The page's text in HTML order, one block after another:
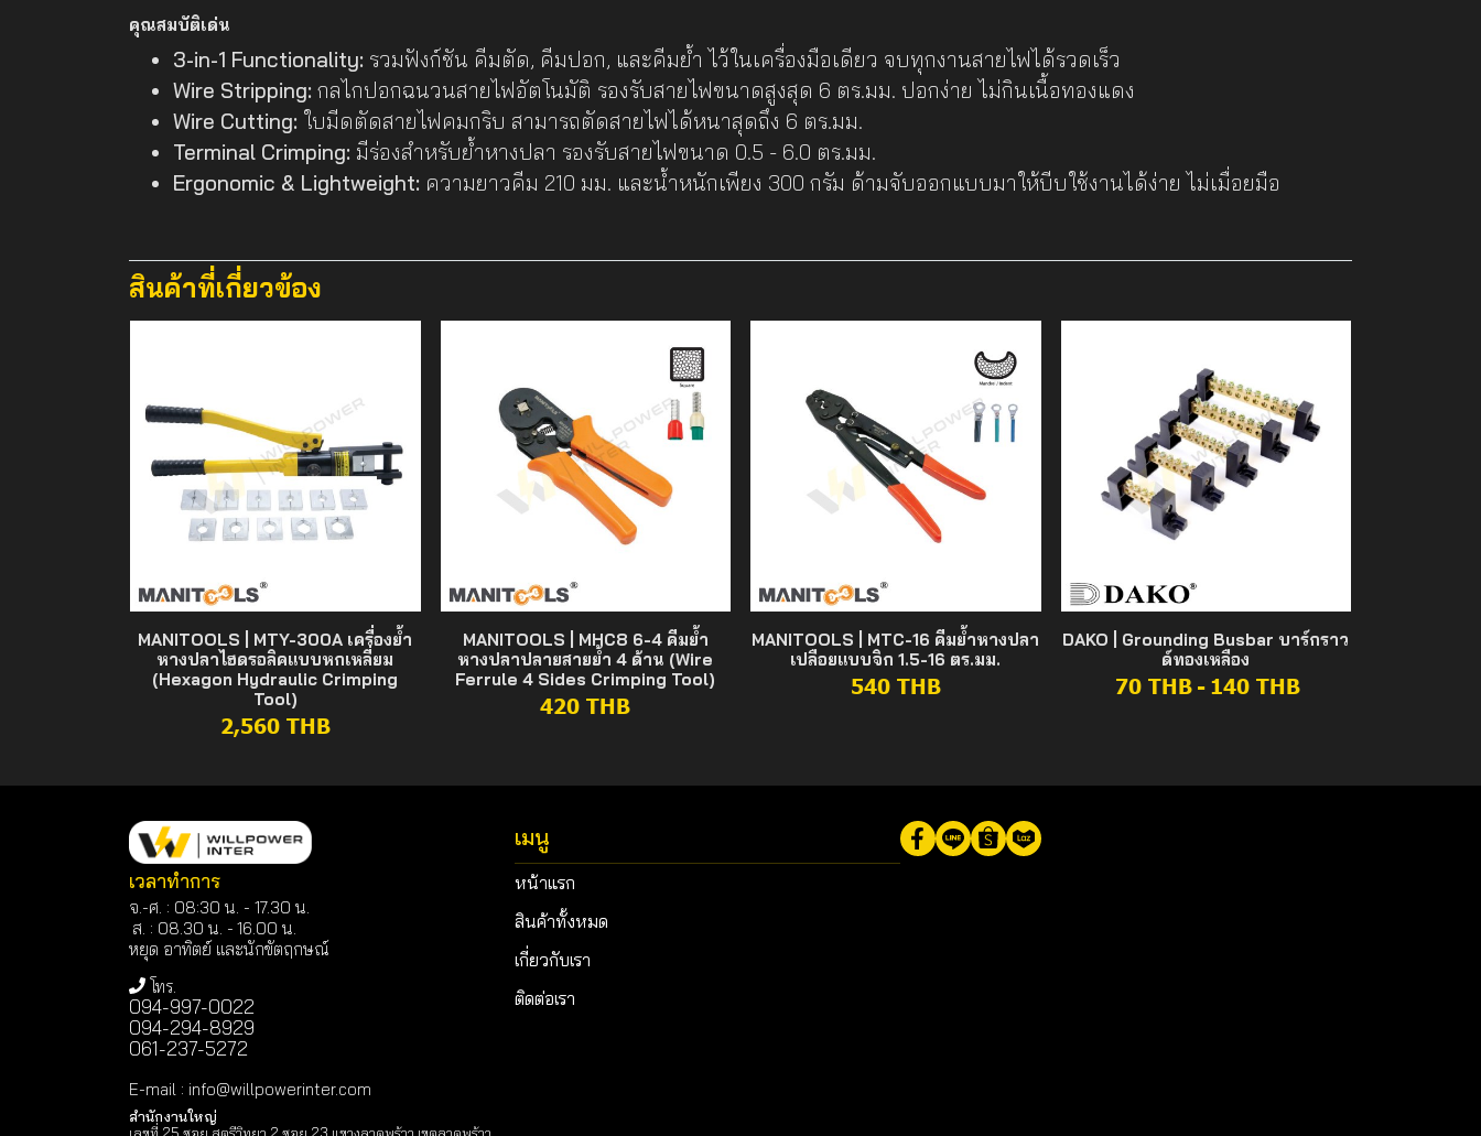
คุณสมบัติเด่น
3-in-1 Functionality: รวมฟังก์ชัน คีมตัด, คีมปอก, และคีมย้ำ ไว้ในเครื่องมือเดียว จบทุกงานสายไฟได้รวดเร็ว
Wire Stripping: กลไกปอกฉนวนสายไฟอัตโนมัติ รองรับสายไฟขนาดสูงสุด 6 ตร.มม. ปอกง่าย ไม่กินเนื้อทองแดง
Wire Cutting: ใบมีดตัดสายไฟคมกริบ สามารถตัดสายไฟได้หนาสุดถึง 6 ตร.มม.
Terminal Crimping: มีร่องสำหรับย้ำหางปลา รองรับสายไฟขนาด 0.5 - 6.0 ตร.มม.
Ergonomic & Lightweight: ความยาวคีม 210 มม. และน้ำหนักเพียง 300 กรัม ด้ามจับออกแบบมาให้บีบใช้งานได้ง่าย ไม่เมื่อยมือ
สินค้าที่เกี่ยวข้อง
MANITOOLS | MTY-300A เครื่องย้ำ
หางปลาไฮดรอลิคแบบหกเหลี่ยม
(Hexagon Hydraulic Crimping
Tool)
2,560 THB
MANITOOLS | MHC8 6-4 คีมย้ำ
หางปลาปลายสายย้ำ 4 ด้าน (Wire
Ferrule 4 Sides Crimping Tool)
420 THB
MANITOOLS | MTC-16 คีมย้ำหางปลา
เปลือยแบบจิก 1.5-16 ตร.มม.
540 THB
DAKO | Grounding Busbar บาร์กราว
ด์ทองเหลือง
70 THB - 140 THB
เวลาทำการ
จ.-ศ. : 08:30 น. - 17.30 น.
ส. : 08.30 น. - 16.00 น.
หยุด อาทิตย์ และนักขัตฤกษณ์
โทร.
094-997-0022
094-294-8929
061-237-5272
E-mail : info@willpowerinter.com
สำนักงานใหญ่
เลขที่ 25 ซอย สตรีวิทยา 2 ซอย 23 แขวงลาดพร้าว เขตลาดพร้าว
เมนู
หน้าแรก
สินค้าทั้งหมด
เกี่ยวกับเรา
ติดต่อเรา